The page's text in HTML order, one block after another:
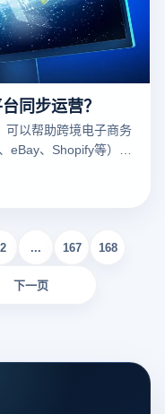
同步运营？
可以帮助跨境电子商务
、Shopify等）有
的多账户管理和防关
不同平台的多个账
时在不同的平台上进
和客户沟通，从而大
... 167 168
下一页